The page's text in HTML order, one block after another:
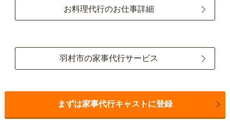
お料理代行のお仕事詳細
羽村市の家事代行サービス
まずは家事代行キャストに登録